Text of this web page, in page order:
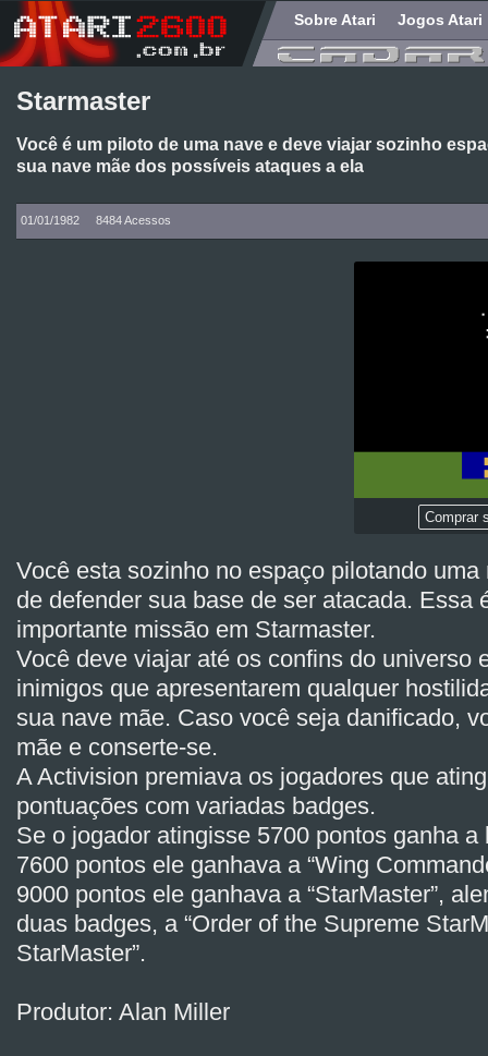
Sobre Atari Jogos Atari
Starmaster
Você é um piloto de uma nave e deve viajar sozinho
sua nave mãe dos possíveis ataques a ela
01/01/1982 8484 Acessos
Comprar
Você esta sozinho no espaço pilotando
de defender sua base de ser atacada. Essa
importante missão em Starmaster.
Você deve viajar até os confins do universo
inimigos que apresentarem qualquer
sua nave mãe. Caso você seja danificado,
mãe e conserte-se.
A Activision premiava os jogadores que
pontuações com variadas badges.
Se o jogador atingisse 5700 pontos ganha a
7600 pontos ele ganhava a “Wing
9000 pontos ele ganhava a “StarMaster”,
duas badges, a “Order of the Supreme
StarMaster”.
Produtor: Alan Miller